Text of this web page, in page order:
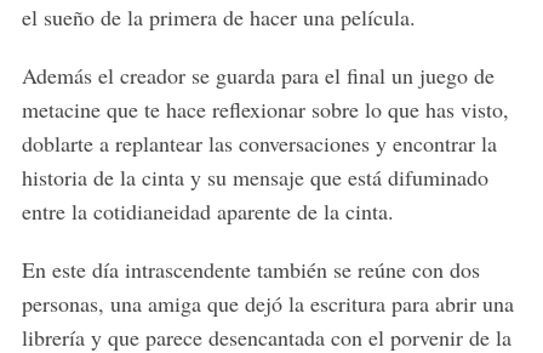
el sueño de la primera de hacer una película.
Además el creador se guarda para el final un juego de
metacine que te hace reflexionar sobre lo que has visto,
doblarte a replantear las conversaciones y encontrar la
historia de la cinta y su mensaje que está difuminado
entre la cotidianeidad aparente de la cinta.
En este día intrascendente también se reúne con dos
personas, una amiga que dejó la escritura para abrir una
librería y que parece desencantada con el porvenir de la